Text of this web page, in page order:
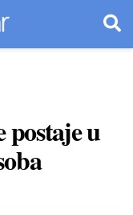
postaje u